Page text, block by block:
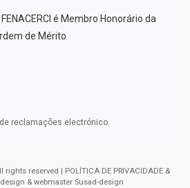
é Membro Honorário da
de Mérito
reclamações electrónico.
rights reserved | POLÍTICA DE PRIVACIDADE &
& webmaster Susad-design